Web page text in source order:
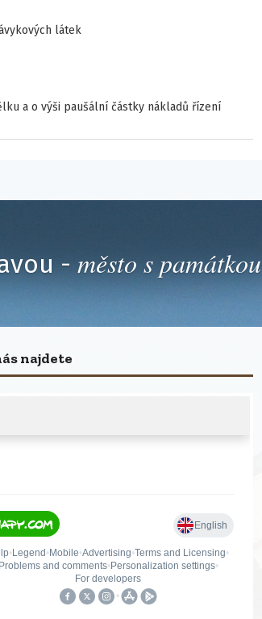
látek
a o výši paušální částky nákladů řízení
- město s
najdete